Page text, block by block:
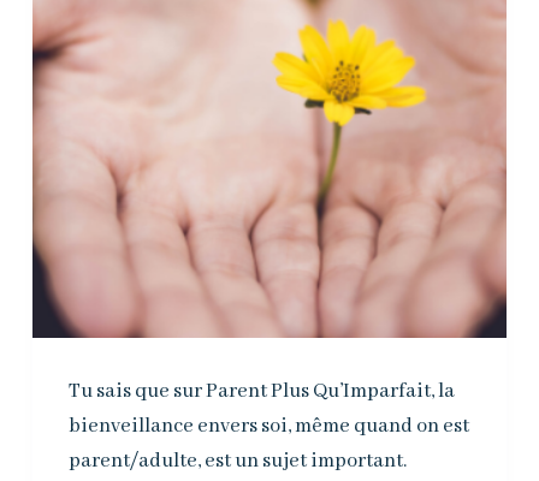
Tu sais que sur Parent Plus Qu’Imparfait, la
bienveillance envers soi, même quand on est
parent/adulte, est un sujet important.